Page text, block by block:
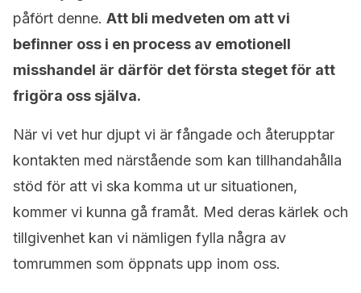
påfört denne. Att bli medveten om att vi
befinner oss i en process av emotionell
misshandel är därför det första steget för att
frigöra oss själva.
När vi vet hur djupt vi är fångade och återupptar
kontakten med närstående som kan tillhandahålla
stöd för att vi ska komma ut ur situationen,
kommer vi kunna gå framåt. Med deras kärlek och
tillgivenhet kan vi nämligen fylla några av
tomrummen som öppnats upp inom oss.